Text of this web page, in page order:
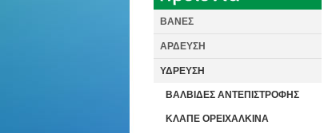
ΒΑΝΕΣ
ΑΡΔΕΥΣΗ
ΥΔΡΕΥΣΗ
ΒΑΛΒΙΔΕΣ ΑΝΤΕΠΙΣΤΡΟΦΗΣ
ΚΛΑΠΕ ΟΡΕΙΧΑΛΚΙΝΑ